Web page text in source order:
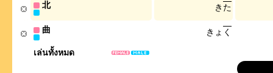
เล่นทั้งหมด
北 き た
曲 き ょ く